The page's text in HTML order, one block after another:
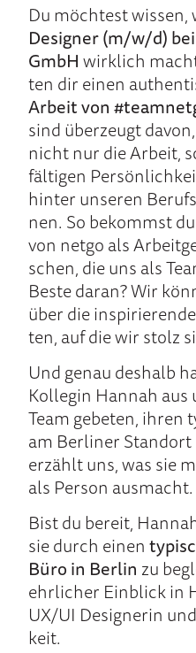
Du möch­test wissen,
Designer (m/w/d)
GmbHwirk­lich
ten dir ei­nen
Arbeit von
sind über­zeugt
nicht nur die Arbeit,
fäl­tigen
hin­ter un­seren
nen. So be­kommst
von netgo als
schen, die uns als
Bes­te da­ran? Wir
über die
ten, auf die wir stolz
Und ge­nau des­halb
Kol­legin Hannah
Team ge­be­ten, ihren
am Ber­liner
er­zählt uns, was sie
als Per­son aus­macht.
Bist du be­reit,
sie durch ei­nen
Bü­ro in Ber­lin zu
ehr­licher Ein­blick in
UX/UI Designe­rin
keit.